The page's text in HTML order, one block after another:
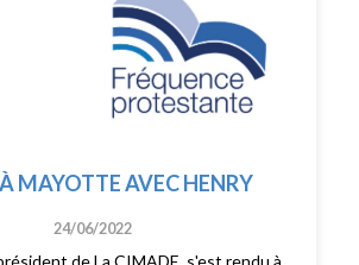
MAYOTTE AVEC HENRY
24/06/2022